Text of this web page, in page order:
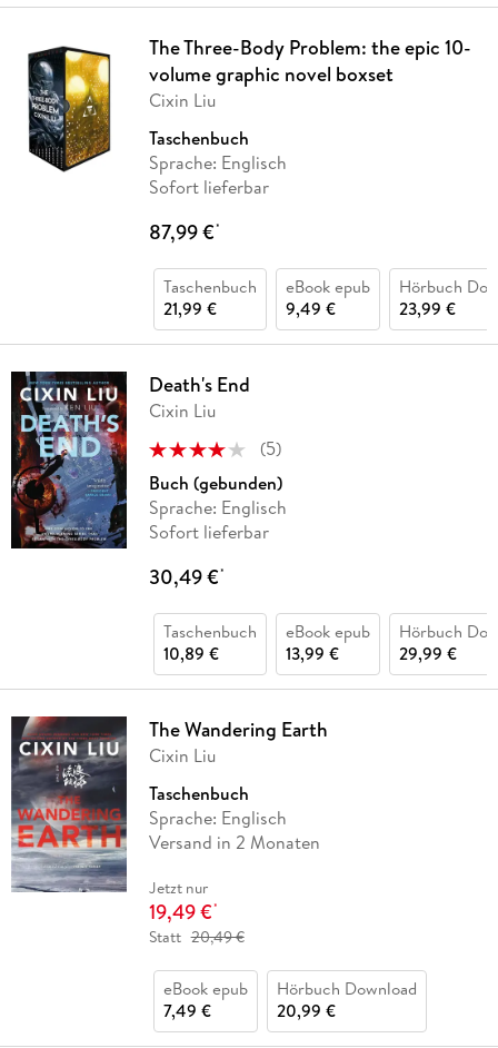
The Three-Body Problem: the epic 10-
volume graphic novel boxset
Cixin Liu
Taschenbuch
Sprache: Englisch
Sofort lieferbar
87,99 €*
Taschenbuch
21,99 €
eBook epub
9,49 €
Hörbuch
23,99 €
Death's End
Cixin Liu
(5)
Buch (gebunden)
Sprache: Englisch
Sofort lieferbar
30,49 €*
Taschenbuch
10,89 €
eBook epub
13,99 €
Hörbuch
29,99 €
The Wandering Earth
Cixin Liu
Taschenbuch
Sprache: Englisch
Versand in 2 Monaten
Jetzt nur
19,49 €*
Statt 20,49 €
eBook epub
7,49 €
Hörbuch Download
20,99 €